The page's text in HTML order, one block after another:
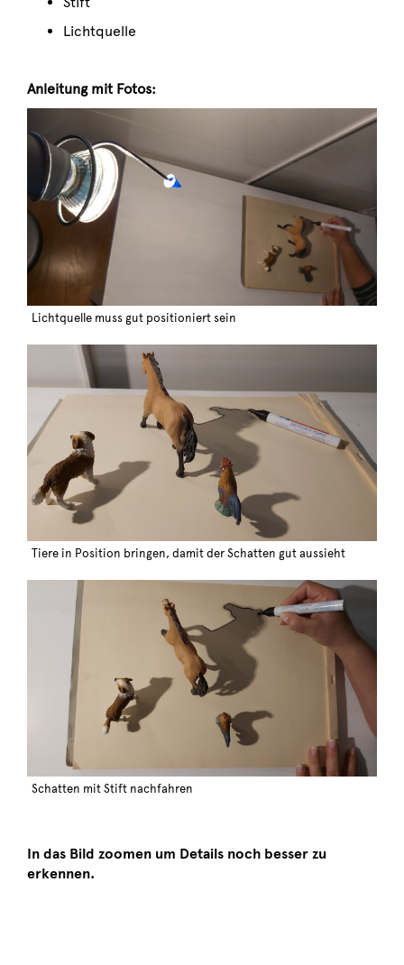
Lichtquelle
Anleitung mit Fotos:
Lichtquelle muss gut positioniert sein
Tiere in Position bringen, damit der Schatten gut aussieht
Schatten mit Stift nachfahren
In das Bild zoomen um Details noch besser zu
erkennen.